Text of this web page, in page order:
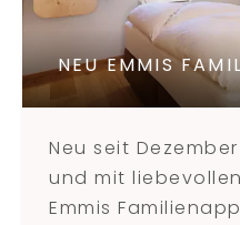
NEU EMMIS
Neu seit
und mit
Emmis